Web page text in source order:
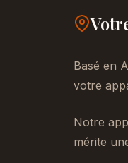
Basé en
votre
Notre
mérite